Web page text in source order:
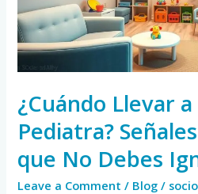
¿Cuándo Llevar
Pediatra?
que No Debes
Leave a Comment / Blog /
al
Pediatra?
Señales
de
que
No
Debes
Ignorar